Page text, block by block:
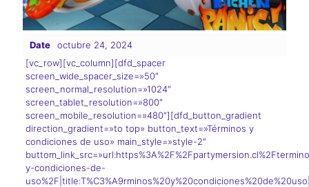
Date
octubre 24, 2024
[vc_row][vc_column][dfd_spacer
screen_wide_spacer_size=»50″
screen_normal_resolution=»1024″
screen_tablet_resolution=»800″
screen_mobile_resolution=»480″][dfd_button_gradient
direction_gradient=»to top» button_text=»Términos y
condiciones de uso» main_style=»style-2″
y-condiciones-de-